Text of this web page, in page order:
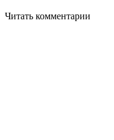
Читать комментарии